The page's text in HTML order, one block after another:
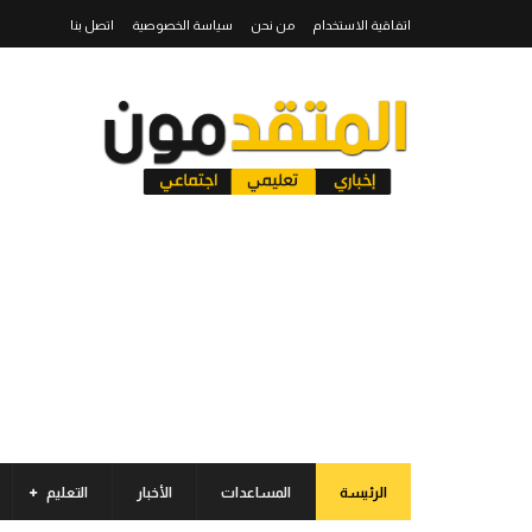
اتفاقية الاستخدام من نحن سياسة الخصوصية اتصل بنا
الرئيسة المساعدات الأخبار التعليم